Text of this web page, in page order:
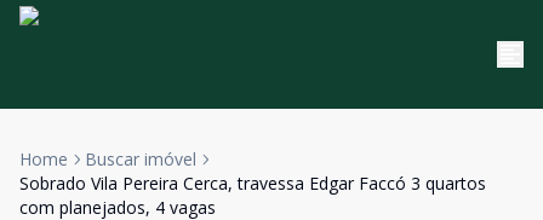
Home
Buscar imóvel
Sobrado Vila Pereira Cerca, travessa Edgar Faccó 3 quartos
com planejados, 4 vagas